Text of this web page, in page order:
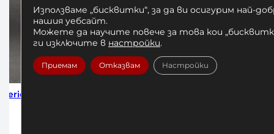
за
Използваме „бисквитки“, за да ви осигурим най-
нашия уебсайт.
Можете да научите повече за това кои
ги изключите в настройки.
Приемам Отказвам Настройки